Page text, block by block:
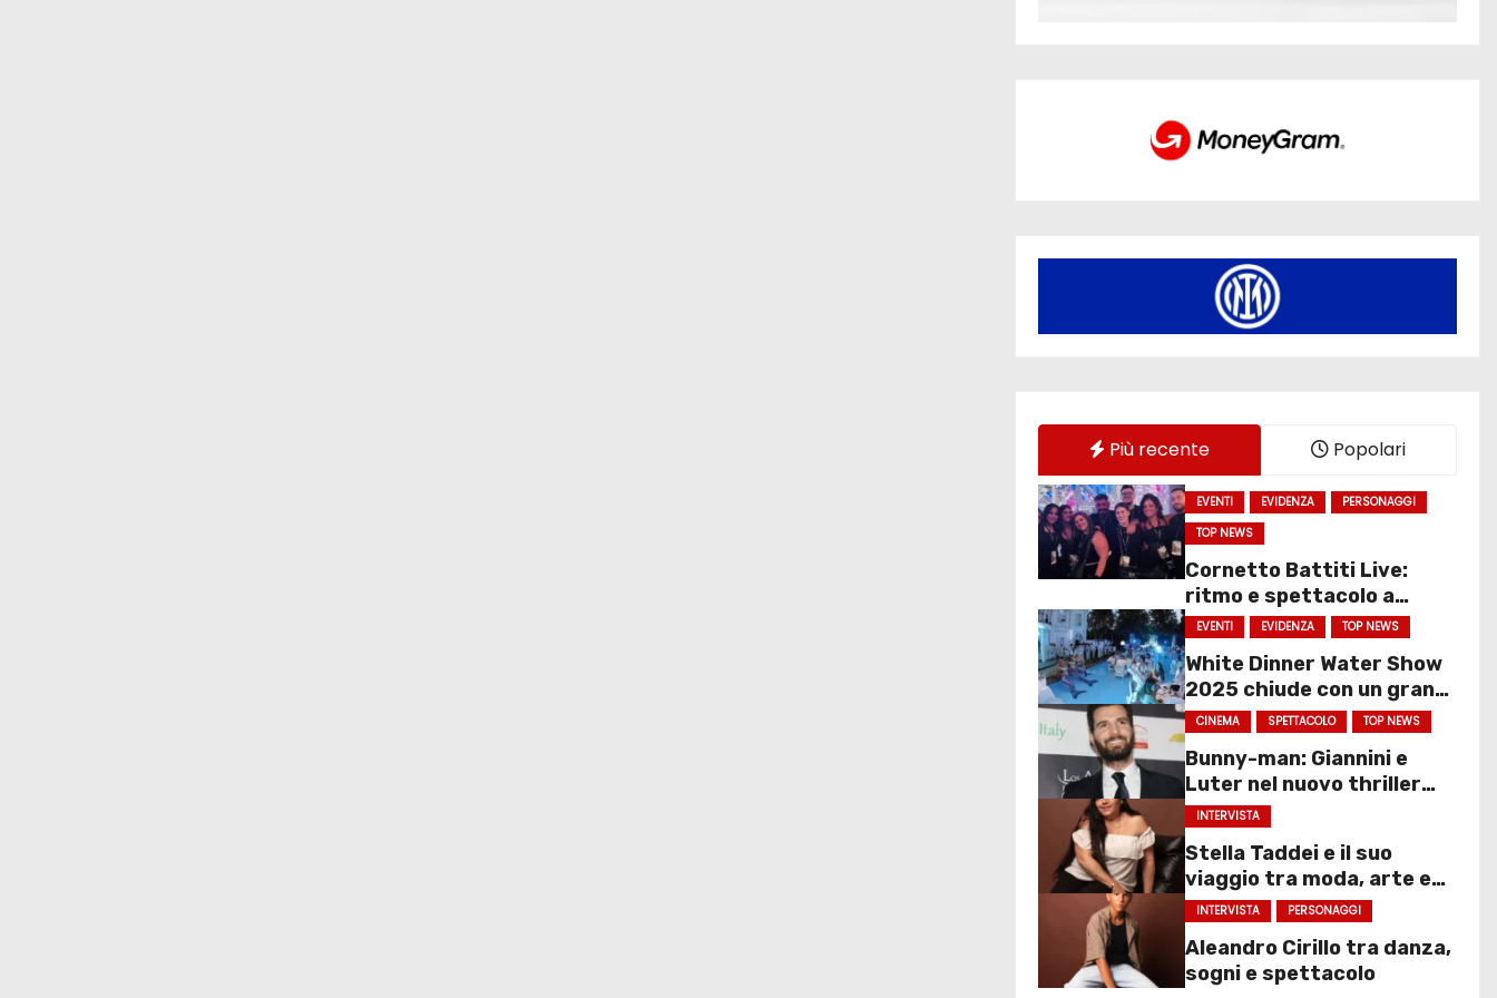
Più recente Popolari
EVENTI EVIDENZA
PERSONAGGI
TOP NEWS
Cornetto Battiti Live:
ritmo e spettacolo a
Molfetta
EVENTI EVIDENZA TOP NEWS
White Dinner Water Show
2025 chiude con un gran
finale
CINEMA SPETTACOLO TOP NEWS
Bunny-man: Giannini e
Luter nel nuovo thriller
sociale
INTERVISTA
Stella Taddei e il suo
viaggio tra moda, arte e
spettacolo
INTERVISTA PERSONAGGI
Aleandro Cirillo tra danza,
sogni e spettacolo